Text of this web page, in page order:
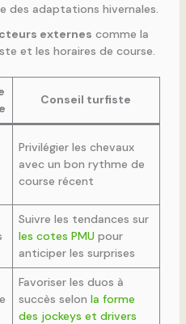
des adaptations hivernales.
externes comme la
et les horaires de course.
Conseil turfiste
Privilégier les chevaux
avec un bon rythme de
course récent
Suivre les tendances sur
les cotes PMUpour
anticiper les surprises
Favoriser les duos à
succès selon la forme
des jockeys et drivers